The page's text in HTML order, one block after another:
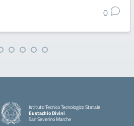
0
Istituto Tecnico Tecnologico Statale
Eustachio Divini
San Severino Marche